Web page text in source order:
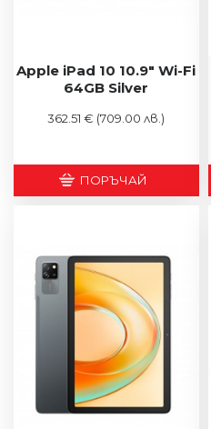
Apple iPad 10 10.9" Wi-Fi
64GB Silver
362.51 € (709.00 лв.)
ПОРЪЧАЙ